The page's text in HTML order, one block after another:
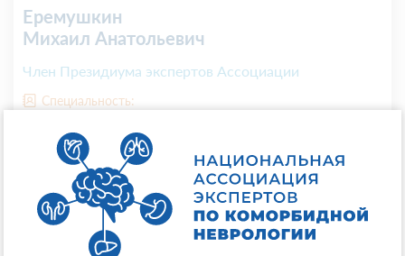
Еремушкин
Михаил Анатольевич
Член Президиума экспертов Ассоциации
Специальность:
Регалии:
Доктор медицинских наук, профессор
Место работы:
ФГБУ «Федеральный научно-клинический центр
медицинской реабилитации и курортологии» ФМБА